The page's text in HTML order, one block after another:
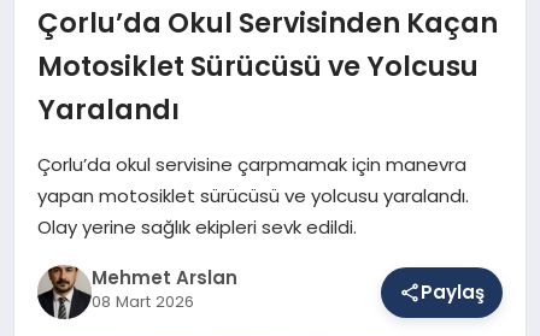
SPOR
SAĞLIK
EĞITIM
Çorlu’da Okul Servisinden Kaçan
Motosiklet Sürücüsü ve Yolcusu
Yaralandı
Çorlu’da okul servisine çarpmamak için manevra
yapan motosiklet sürücüsü ve yolcusu yaralandı.
Olay yerine sağlık ekipleri sevk edildi.
Mehmet Arslan
08 Mart 2026 Paylaş